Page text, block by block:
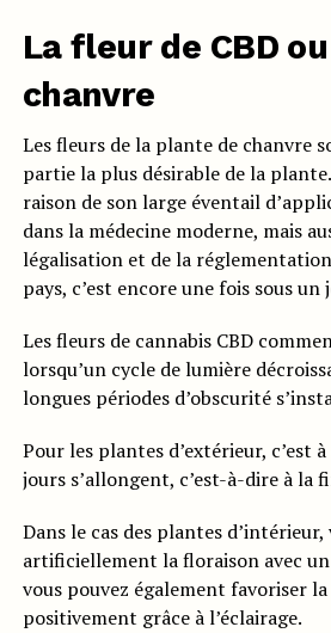
La fleur de CBD
chanvre
Les fleurs de la plante de chanvre
partie la plus désirable de la
raison de son large éventail
dans la médecine moderne, mais
légalisation et de la
pays, c’est encore une fois sous
Les fleurs de cannabis CBD
lorsqu’un cycle de lumière
longues périodes d’obscurité
Pour les plantes d’extérieur, c’est
jours s’allongent, c’est-à-dire à la
Dans le cas des plantes
artificiellement la floraison avec
vous pouvez également favoriser
positivement grâce à l’éclairage.